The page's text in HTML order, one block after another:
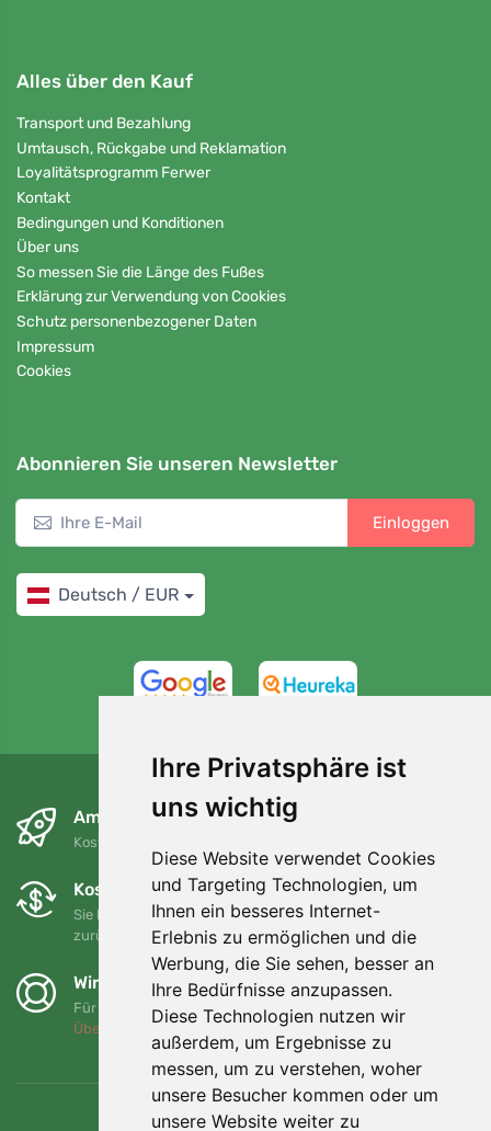
Ihre Privatsphäre ist
uns wichtig
Diese Website verwendet Cookies
und Targeting Technologien, um
Ihnen ein besseres Internet-
Erlebnis zu ermöglichen und die
Werbung, die Sie sehen, besser an
Ihre Bedürfnisse anzupassen.
Diese Technologien nutzen wir
außerdem, um Ergebnisse zu
messen, um zu verstehen, woher
unsere Besucher kommen oder um
unsere Website weiter zu
Alles über den Kauf
Transport und Bezahlung
Umtausch, Rückgabe und Reklamation
Loyalitätsprogramm Ferwer
Kontakt
Bedingungen und Konditionen
Über uns
So messen Sie die Länge des Fußes
Erklärung zur Verwendung von Cookies
Schutz personenbezogener Daten
Impressum
Cookies
Abonnieren Sie unseren Newsletter
Einloggen
Deutsch / EUR
Am nächsten Tag und kostenlos
Kostenloser Versand für Bestellungen über 80 EUR
Kostenloser Umtausch und Rückgabe
Sie können Ihre Bestellung jederzeit innerhalb von 90 Tagen
zurückgeben oder umtauschen.
Wir unterstützen Trees.org
Für jede Bestellung pflanzen wir einen Baum! Mehr lesen
Über uns